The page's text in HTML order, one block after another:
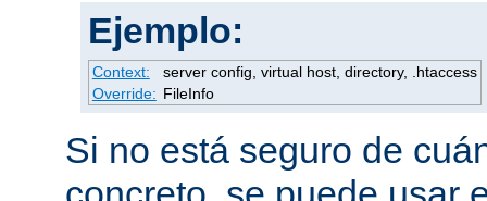
Ejemplo:
Context:
server config, virtual host, directory, .htaccess
Override: FileInfo
Si no está seguro de